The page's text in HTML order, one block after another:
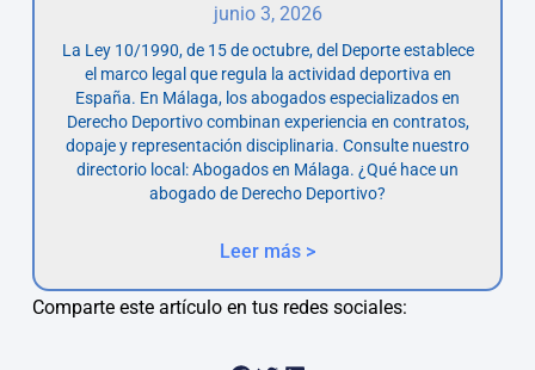
junio 3, 2026
La Ley 10/1990, de 15 de octubre, del Deporte establece
el marco legal que regula la actividad deportiva en
España. En Málaga, los abogados especializados en
Derecho Deportivo combinan experiencia en contratos,
dopaje y representación disciplinaria. Consulte nuestro
directorio local: Abogados en Málaga. ¿Qué hace un
abogado de Derecho Deportivo?
Leer más >
Comparte este artículo en tus redes sociales: